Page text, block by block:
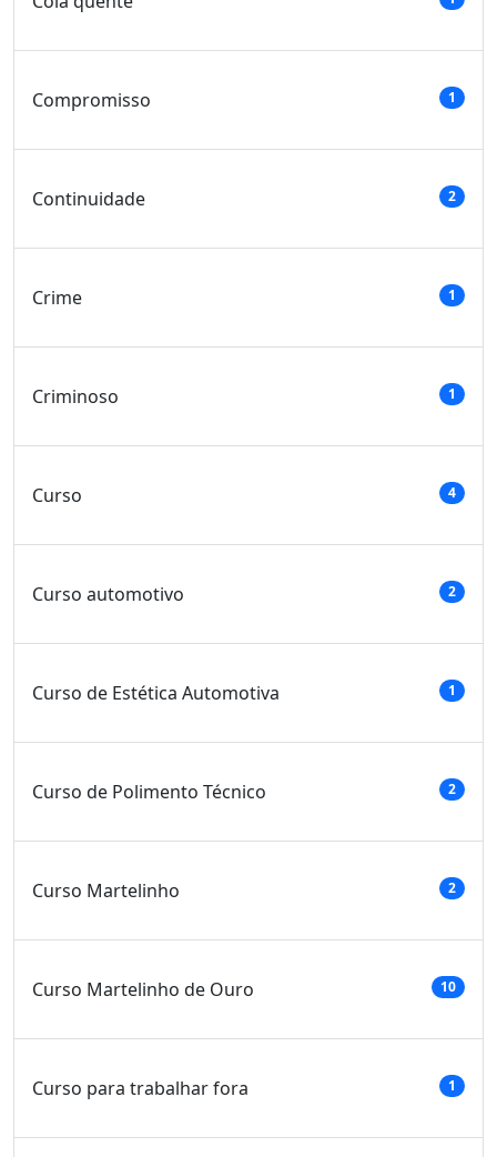
Compromisso 1
Continuidade 2
Crime 1
Criminoso 1
Curso 4
Curso automotivo 2
Curso de Estética Automotiva 1
Curso de Polimento Técnico 2
Curso Martelinho 2
Curso Martelinho de Ouro 10
Curso para trabalhar fora 1